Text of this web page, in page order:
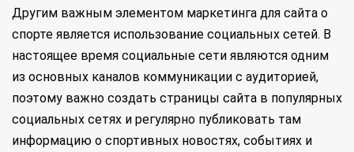
Другим важным элементом маркетинга для сайта о
спорте является использование социальных сетей. В
настоящее время социальные сети являются одним
из основных каналов коммуникации с аудиторией,
поэтому важно создать страницы сайта в популярных
социальных сетях и регулярно публиковать там
информацию о спортивных новостях, событиях и